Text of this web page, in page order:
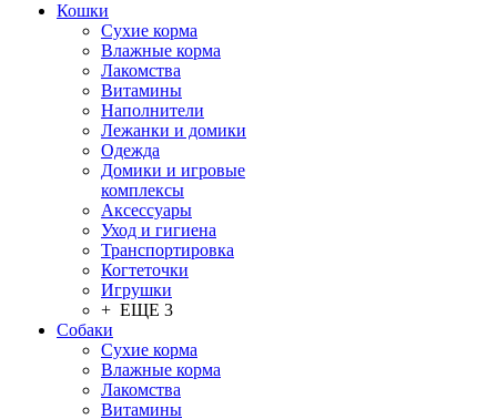
Кошки
Сухие корма
Влажные корма
Лакомства
Витамины
Наполнители
Лежанки и домики
Одежда
Домики и игровые
комплексы
Аксессуары
Уход и гигиена
Транспортировка
Когтеточки
Игрушки
+ ЕЩЕ 3
Собаки
Сухие корма
Влажные корма
Лакомства
Витамины